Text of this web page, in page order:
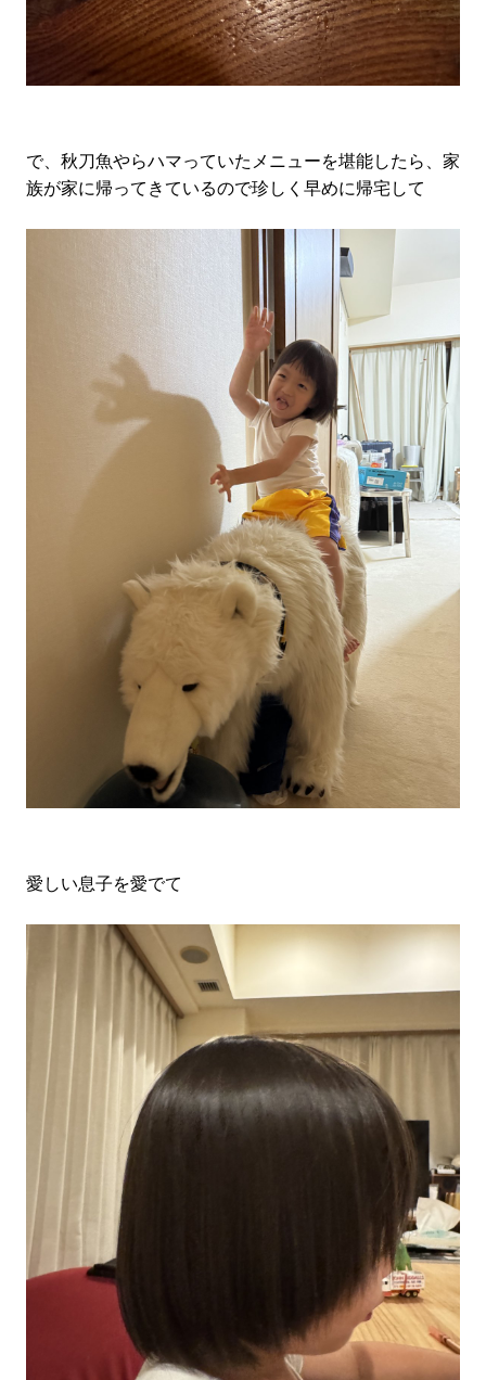
で、秋刀魚やらハマっていたメニューを堪能したら、家
族が家に帰ってきているので珍しく早めに帰宅して
愛しい息子を愛でて